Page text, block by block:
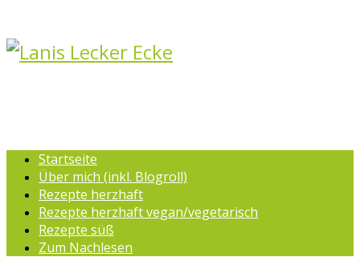
Startseite
Über mich (inkl. Blogroll)
Rezepte herzhaft
Rezepte herzhaft vegan/vegetarisch
Rezepte süß
Zum Nachlesen